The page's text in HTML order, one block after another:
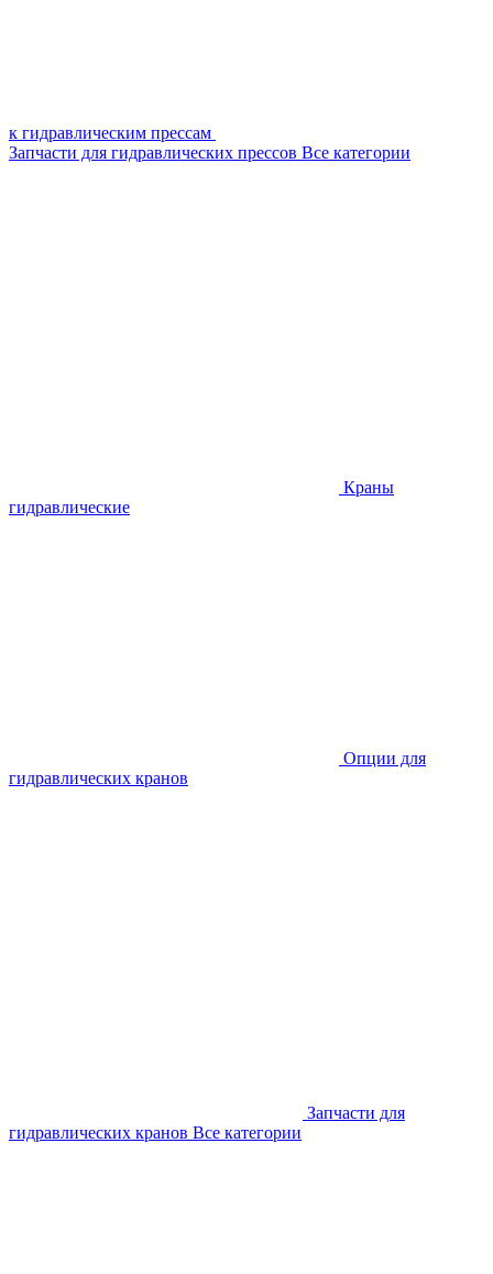
к гидравлическим прессам
Запчасти для гидравлических прессов Все категории
Краны
гидравлические
Опции для
гидравлических кранов
Запчасти для
гидравлических кранов Все категории